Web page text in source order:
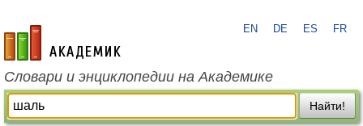
academic.ru
EN DE ES FR
Словари и энциклопедии на Академике
Найти!